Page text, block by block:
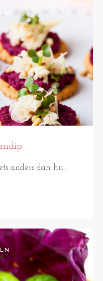
anders dan hu...